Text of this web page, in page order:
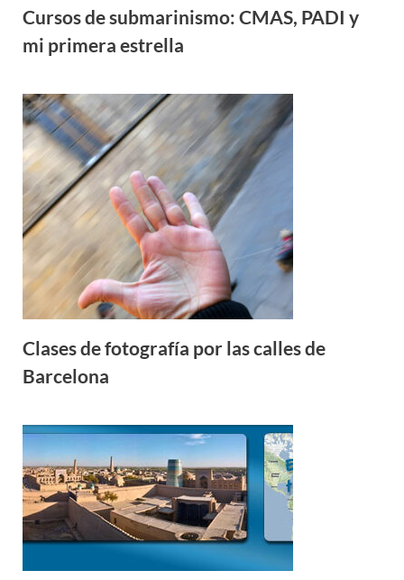
Cursos de submarinismo: CMAS, PADI y
mi primera estrella
Clases de fotografía por las calles de
Barcelona